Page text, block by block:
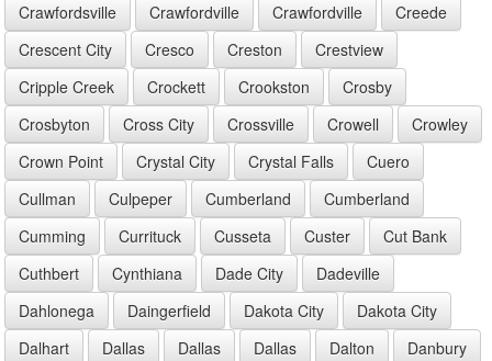
Crawfordsville
Crawfordville Crawfordville
Creede
Crescent City
Cresco Creston
Crestview
Cripple Creek
Crockett Crookston
Crosby
Crosbyton
Cross City Crossville Crowell
Crowley
Crown Point
Crystal City Crystal Falls
Cuero
Cullman
Culpeper Cumberland
Cumberland
Cumming
Currituck Cusseta Custer
Cut Bank
Cuthbert
Cynthiana Dade City
Dadeville
Dahlonega
Daingerfield Dakota City
Dakota City
Dalhart
Dallas Dallas Dallas Dalton
Danbury